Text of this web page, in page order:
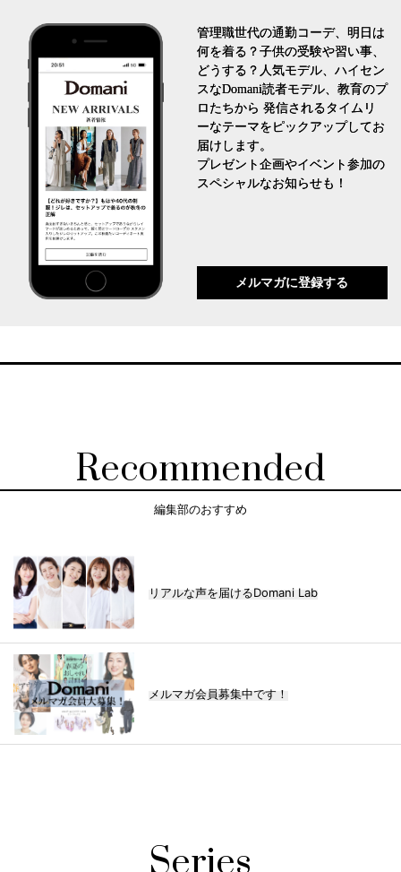
管理職世代の通勤コーデ、明日は
何を着る？子供の受験や習い事、
どうする？人気モデル、ハイセン
スなDomani読者モデル、教育のプ
ロたちから 発信されるタイムリ
ーなテーマをピックアップしてお
届けします。
プレゼント企画やイベント参加の
スペシャルなお知らせも！
メルマガに登録する
Recommended
編集部のおすすめ
リアルな声を届けるDomani Lab
メルマガ会員募集中です！
Series